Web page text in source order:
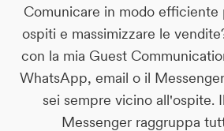
Comunicare in modo efficiente
ospiti e massimizzare le
con la mia Guest
WhatsApp, email o il
sei sempre vicino all'ospite.
Messenger raggruppa